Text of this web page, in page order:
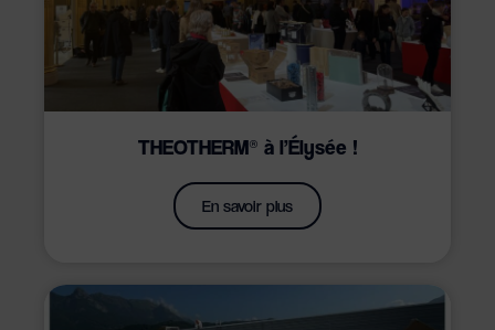
THEOTHERM® à l’Élysée !
En savoir plus